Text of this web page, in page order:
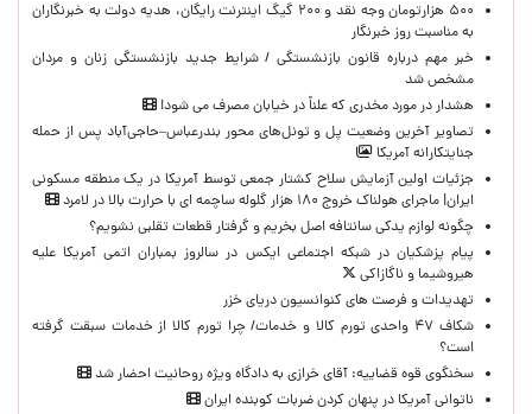
۵۰۰ هزارتومان وجه نقد و ۲۰۰ گیگ اینترنت رایگان، هدیه دولت به خبرنگاران
به مناسبت روز خبرنگار
خبر مهم درباره قانون بازنشستگی / شرایط جدید بازنشستگی زنان و مردان
مشخص شد
هشدار در مورد مخدری که علناً در خیابان مصرف می شود!
تصاویر آخرین وضعیت پل و تونل‌های محور بندرعباس–حاجی‌آباد پس از حمله
جنایتکارانه آمریکا
جزئیات اولین آزمایش سلاح کشتار جمعی توسط آمریکا در یک منطقه مسکونی
ایران| ماجرای هولناک خروج ۱۸۰ هزار گلوله ساچمه ای با حرارت بالا در لامرد
چگونه لوازم یدکی سانتافه اصل بخریم و گرفتار قطعات تقلبی نشویم؟
پیام پزشکیان در شبکه اجتماعی ایکس در سالروز بمباران اتمی آمریکا علیه
هیروشیما و ناگازاکی
تهدیدات و فرصت های کنوانسیون دریای خزر
شکاف ۴۷ واحدی تورم کالا و خدمات/ چرا تورم کالا از خدمات سبقت گرفته
است؟
سخنگوی قوه قضاییه: آقای خرازی به دادگاه ویژه روحانیت احضار شد
ناتوانی آمریکا در پنهان کردن ضربات کوبنده ایران